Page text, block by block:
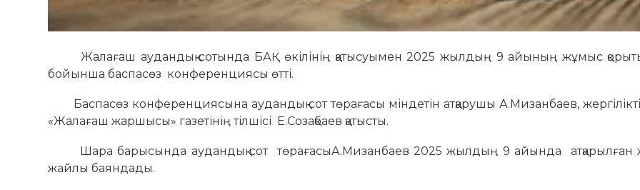
Жалағаш аудандық сотында БАҚ өкілінің қатысуымен 2025 жылдың 9 айының жұмыс
бойынша баспасөз конференциясы өтті.
Баспасөз конференциясына аудандық сот төрағасы міндетін атқарушы А.Мизанбаев, жергілікті
«Жалағаш жаршысы» газетінің тілшісі Е.Созақбаев қатысты.
Шара барысында аудандық сот төрағасыА.Мизанбаев 2025 жылдың 9 айында атқарылған
жайлы баяндады.